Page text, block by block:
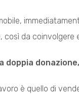
così da coinvolgere
doppia
è quello di